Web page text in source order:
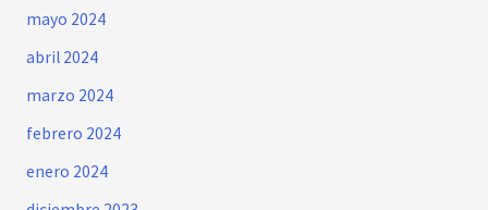
mayo 2024
abril 2024
marzo 2024
febrero 2024
enero 2024